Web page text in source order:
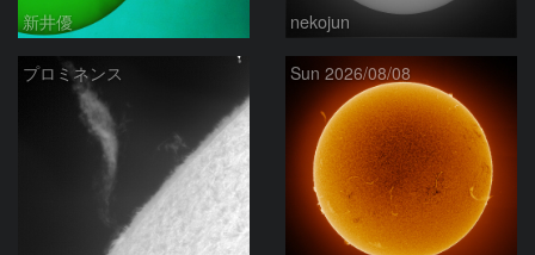
新井優 nekojun
プロミネンス Sun 2026/08/08